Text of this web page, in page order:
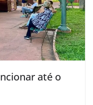
até o